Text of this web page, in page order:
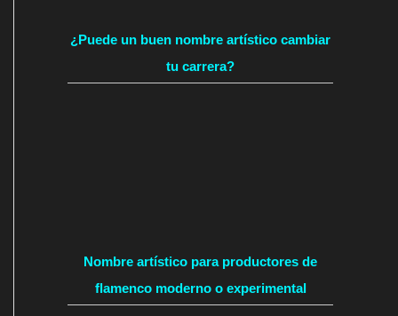
¿Puede un buen nombre artístico cambiar
tu carrera?
Nombre artístico para productores de
flamenco moderno o experimental